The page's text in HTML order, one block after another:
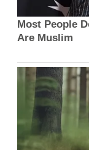
Most People
Are Muslim